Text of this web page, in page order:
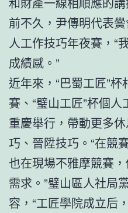
前不久，尹傳明代表
人工作技巧年夜賽，“
成績感。”
近年來，“巴蜀工匠”
賽、“璧山工匠”杯個
重慶舉行，帶動更多
巧、晉陞技巧。“在競
也在現場不雅摩競賽
需求。”璧山區人社局
容，“工匠學院成立后